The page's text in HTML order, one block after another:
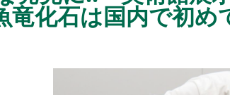
化石は国内で初め